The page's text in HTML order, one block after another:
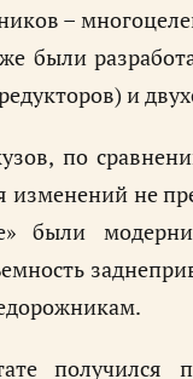
–
были
и
по
изменений не
были
получился